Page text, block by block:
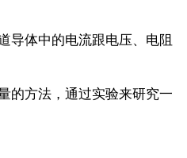
导体中的电流跟电压、电阻
的方法，通过实验来研究一